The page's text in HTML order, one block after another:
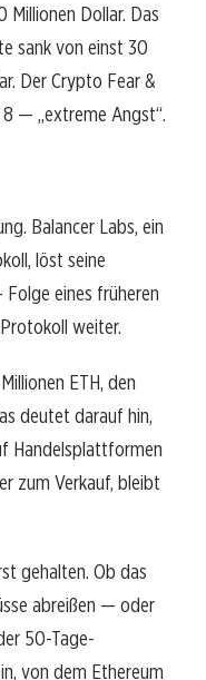
Dollar. Das
sank von einst 30
Der Crypto Fear &
— „extreme Angst“.
Balancer Labs, ein
löst seine
eines früheren
weiter.
ETH, den
deutet darauf hin,
Handelsplattformen
zum Verkauf, bleibt
gehalten. Ob das
abreißen — oder
50-Tage-
von dem Ethereum